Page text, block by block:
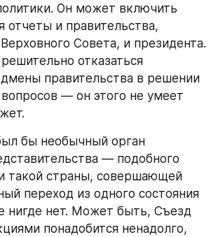
Он может включить
отчеты и правительства,
Совета, и президента.
отказаться
правительства в решении
— он этого не умеет
бы необычный орган
— подобного
и такой страны, совершающей
переход из одного состояния
нигде нет. Может быть, Съезд
понадобится ненадолго,